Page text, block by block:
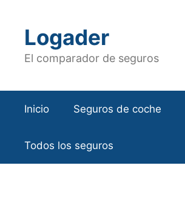
contenidoLogader
El comparador de seguros
Inicio Seguros de coche
Todos los seguros